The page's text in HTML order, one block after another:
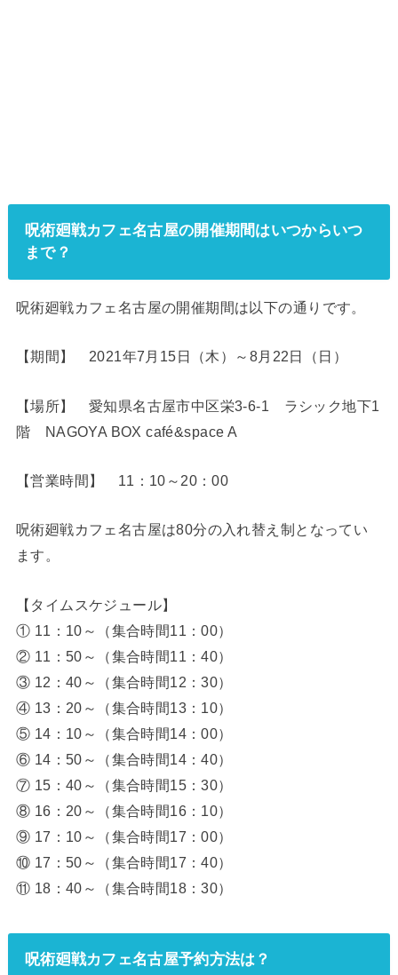
呪術廻戦カフェ名古屋の開催期間はいつからいつ
まで？
呪術廻戦カフェ名古屋の開催期間は以下の通りです。
【期間】 2021年7月15日（木）～8月22日（日）
【場所】 愛知県名古屋市中区栄3-6-1 ラシック地下1
階 NAGOYA BOX café&space A
【営業時間】 11：10～20：00
呪術廻戦カフェ名古屋は80分の入れ替え制となってい
ます。
【タイムスケジュール】
① 11：10～（集合時間11：00）
② 11：50～（集合時間11：40）
③ 12：40～（集合時間12：30）
④ 13：20～（集合時間13：10）
⑤ 14：10～（集合時間14：00）
⑥ 14：50～（集合時間14：40）
⑦ 15：40～（集合時間15：30）
⑧ 16：20～（集合時間16：10）
⑨ 17：10～（集合時間17：00）
⑩ 17：50～（集合時間17：40）
⑪ 18：40～（集合時間18：30）
呪術廻戦カフェ名古屋予約方法は？